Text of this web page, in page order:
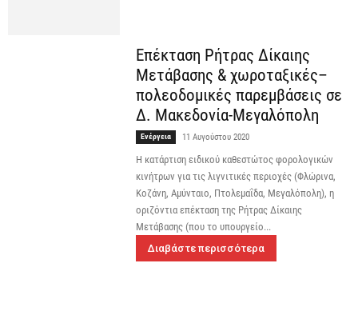
Επέκταση Ρήτρας Δίκαιης
Μετάβασης & χωροταξικές–
πολεοδομικές παρεμβάσεις σε
Δ. Μακεδονία-Μεγαλόπολη
Ενέργεια 11 Αυγούστου 2020
Η κατάρτιση ειδικού καθεστώτος φορολογικών
κινήτρων για τις λιγνιτικές περιοχές (Φλώρινα,
Κοζάνη, Αμύνταιο, Πτολεμαΐδα, Μεγαλόπολη), η
οριζόντια επέκταση της Ρήτρας Δίκαιης
Μετάβασης (που το υπουργείο...
Διαβάστε περισσότερα